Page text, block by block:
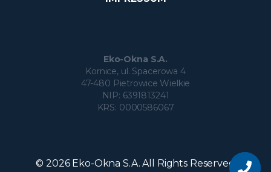
Eko-Okna S.A.
Kornice, ul. Spacerowa 4
47-480 Pietrowice Wielkie
NIP: 6391813241
KRS: 0000586067
© 2026 Eko-Okna S.A. All Rights Reserved
Möchten
unser